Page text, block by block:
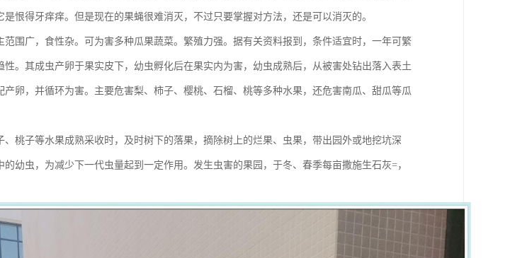
恨得牙痒痒。但是现在的果蝇很难消灭，不过只要掌握对方法，还是可以消灭的。
围广，食性杂。可为害多种瓜果蔬菜。繁殖力强。据有关资料报到，条件适宜时，一年可繁
。其成虫产卵于果实皮下，幼虫孵化后在果实内为害，幼虫成熟后，从被害处钻出落入表土
卵，并循环为害。主要危害梨、柿子、樱桃、石榴、桃等多种水果，还危害南瓜、甜瓜等瓜
桃子等水果成熟采收时，及时树下的落果，摘除树上的烂果、虫果，带出园外或地挖坑深
幼虫，为减少下一代虫量起到一定作用。发生虫害的果园，于冬、春季每亩撒施生石灰=，